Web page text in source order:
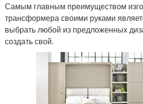
Самым главным преимуществом
трансформера своими руками
выбрать любой из предложенных
создать свой.